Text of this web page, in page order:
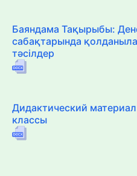
Баяндама Тақырыбы:
сабақтарында
тәсілдер
Дидактический
классы